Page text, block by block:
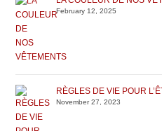
February 12, 2025
RÈGLES DE VIE POUR
November 27, 2023